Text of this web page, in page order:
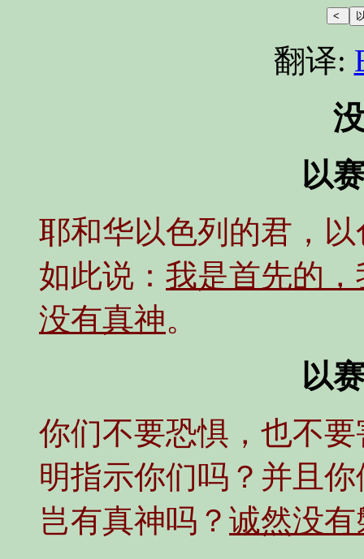
翻译:
以
耶和华以色列的君，
如此说： 我是首先的
没有真神。
以
你们不要恐惧，也不
明指示你们吗？并且
岂有真神吗？ 诚然没有